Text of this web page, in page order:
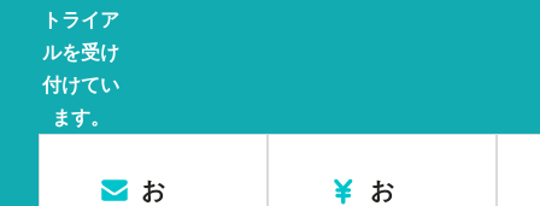
トライア
ルを受け
付けてい
ます。
お
お